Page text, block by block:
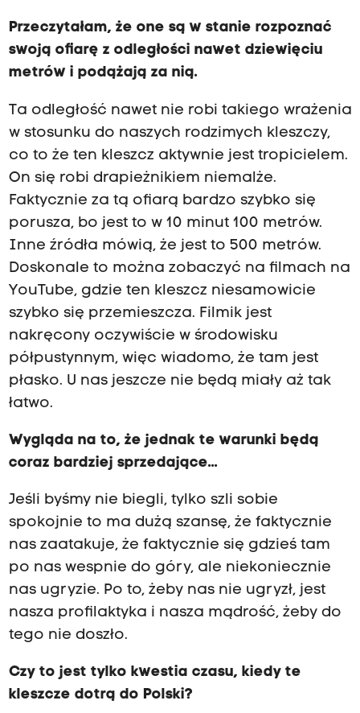
Przeczytałam, że one są w stanie rozpoznać
swoją ofiarę z odległości nawet dziewięciu
metrów i podążają za nią.
Ta odległość nawet nie robi takiego wrażenia
w stosunku do naszych rodzimych kleszczy,
co to że ten kleszcz aktywnie jest tropicielem.
On się robi drapieżnikiem niemalże.
Faktycznie za tą ofiarą bardzo szybko się
porusza, bo jest to w 10 minut 100 metrów.
Inne źródła mówią, że jest to 500 metrów.
Doskonale to można zobaczyć na filmach na
YouTube, gdzie ten kleszcz niesamowicie
szybko się przemieszcza. Filmik jest
nakręcony oczywiście w środowisku
półpustynnym, więc wiadomo, że tam jest
płasko. U nas jeszcze nie będą miały aż tak
łatwo.
Wygląda na to, że jednak te warunki będą
coraz bardziej sprzedające...
Jeśli byśmy nie biegli, tylko szli sobie
spokojnie to ma dużą szansę, że faktycznie
nas zaatakuje, że faktycznie się gdzieś tam
po nas wespnie do góry, ale niekoniecznie
nas ugryzie. Po to, żeby nas nie ugryzł, jest
nasza profilaktyka i nasza mądrość, żeby do
tego nie doszło.
Czy to jest tylko kwestia czasu, kiedy te
kleszcze dotrą do Polski?